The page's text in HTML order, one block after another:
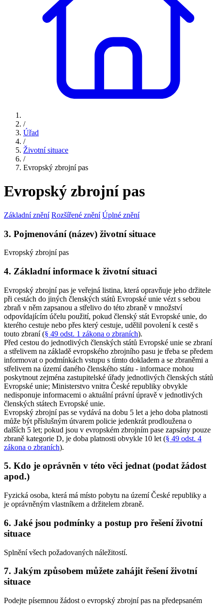
/
Úřad
/
Životní situace
/
Evropský zbrojní pas
Evropský zbrojní pas
Základní znění Rozšířené znění Úplné znění
3. Pojmenování (název) životní situace
Evropský zbrojní pas
4. Základní informace k životní situaci
Evropský zbrojní pas je veřejná listina, která opravňuje jeho držitele
při cestách do jiných členských států Evropské unie vézt s sebou
zbraň v něm zapsanou a střelivo do této zbraně v množství
odpovídajícím účelu použití, pokud členský stát Evropské unie, do
kterého cestuje nebo přes který cestuje, udělil povolení k cestě s
touto zbraní (§ 49 odst. 1 zákona o zbraních).
Před cestou do jednotlivých členských států Evropské unie se zbraní
a střelivem na základě evropského zbrojního pasu je třeba se předem
informovat o podmínkách vstupu s tímto dokladem a se zbraněmi a
střelivem na území daného členského státu - informace mohou
poskytnout zejména zastupitelské úřady jednotlivých členských států
Evropské unie; Ministerstvo vnitra České republiky obvykle
nedisponuje informacemi o aktuální právní úpravě v jednotlivých
členských státech Evropské unie.
Evropský zbrojní pas se vydává na dobu 5 let a jeho doba platnosti
může být příslušným útvarem policie jedenkrát prodloužena o
dalších 5 let; pokud jsou v evropském zbrojním pase zapsány pouze
zbraně kategorie D, je doba platnosti obvykle 10 let (§ 49 odst. 4
zákona o zbraních).
5. Kdo je oprávněn v této věci jednat (podat žádost
apod.)
Fyzická osoba, která má místo pobytu na území České republiky a
je oprávněným vlastníkem a držitelem zbraně.
6. Jaké jsou podmínky a postup pro řešení životní
situace
Splnění všech požadovaných náležitostí.
7. Jakým způsobem můžete zahájit řešení životní
situace
Podejte písemnou žádost o evropský zbrojní pas na předepsaném